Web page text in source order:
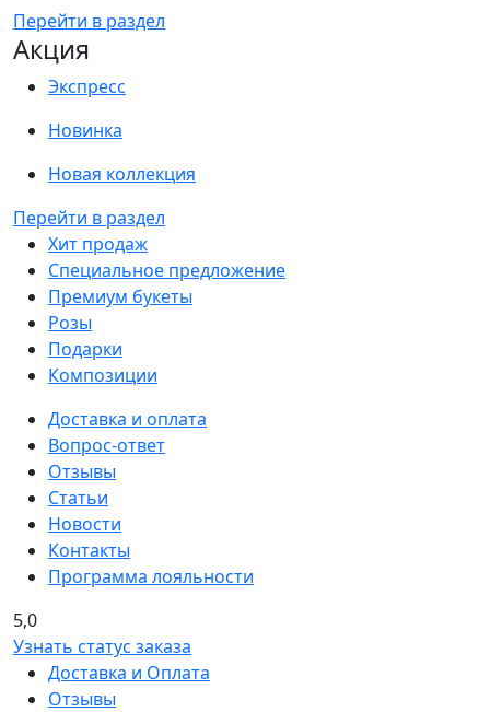
Перейти в раздел
Акция
Экспресс
Новинка
Новая коллекция
Перейти в раздел
Хит продаж
Специальное предложение
Премиум букеты
Розы
Подарки
Композиции
Доставка и оплата
Вопрос-ответ
Отзывы
Статьи
Новости
Контакты
Программа лояльности
5,0
Узнать статус заказа
Доставка и Оплата
Отзывы